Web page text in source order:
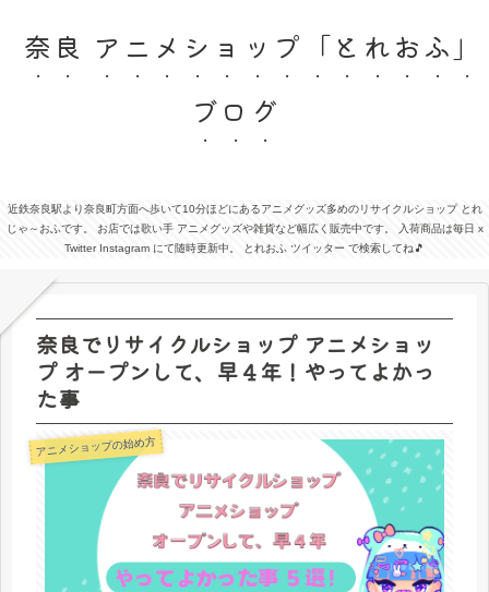
奈良 アニメショップ「とれおふ」
ブログ
近鉄奈良駅より奈良町方面へ歩いて10分ほどにあるアニメグッズ多めのリサイクルショップ とれ
じゃ～おふです。 お店では歌い手 アニメグッズや雑貨など幅広く販売中です。 入荷商品は毎日 x
Twitter Instagram にて随時更新中。 とれおふ ツイッター で検索してね🎵
奈良でリサイクルショップ アニメショッ
プ オープンして、早４年！やってよかっ
た事
アニメショップの始め方